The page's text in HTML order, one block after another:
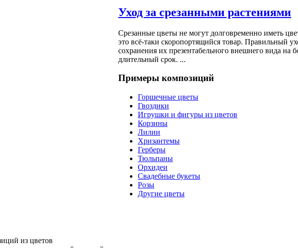
Уход за срезанными растениями
Срезанные цветы не могут долговременно иметь
это всё-таки скоропортящийся товар. Правильный
сохранения их презентабельного внешнего вида на
длительный срок. ...
Примеры композиций
Горшечные цветы
Гвоздики
Игрушки и фигуры из цветов
Корзины
Лилии
Хризантемы
Герберы
Тюльпаны
Орхидеи
Свадебные букеты
Розы
Другие цветы
из цветов